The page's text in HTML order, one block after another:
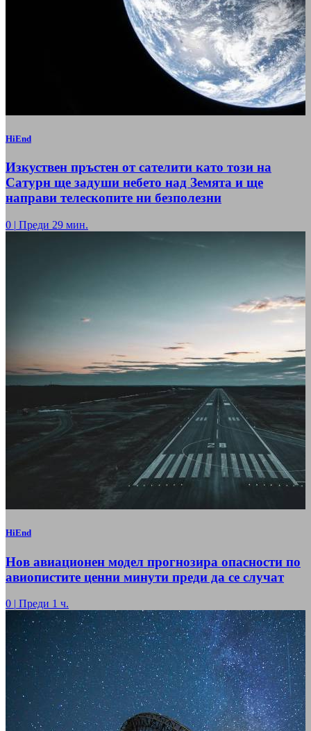
HiEnd
Изкуствен пръстен от сателити като този на
Сатурн ще задуши небето над Земята и ще
направи телескопите ни безполезни
0 | Преди 29 мин.
HiEnd
Нов авиационен модел прогнозира опасности по
авиопистите ценни минути преди да се случат
0 | Преди 1 ч.